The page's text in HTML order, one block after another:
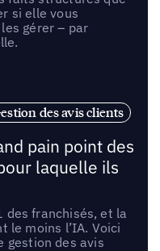
si elle vous
gérer – par
des avis clients
pain point des
laquelle ils
des franchisés, et la
le moins l’IA. Voici
gestion des avis